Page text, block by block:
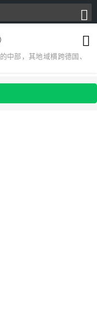
中部，其地域横跨德国、
地区活跃着。卢萨蒂亚仍
湛蓝彩服与陶器都是当地